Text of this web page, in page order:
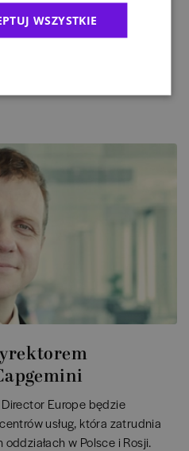
doświadczeniem
finansowych, od 20
Rynków
Europe będzie
usług, która zatrudnia
w Polsce i Rosji.
WSZYSTKIE